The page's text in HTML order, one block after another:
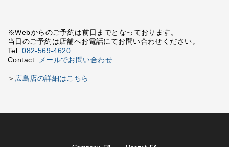
※Webからのご予約は前日までとなっております。
当日のご予約は店舗へお電話にてお問い合わせください。
Tel :082-569-4620
Contact : メールでお問い合わせ
＞ 広島店の詳細はこちら